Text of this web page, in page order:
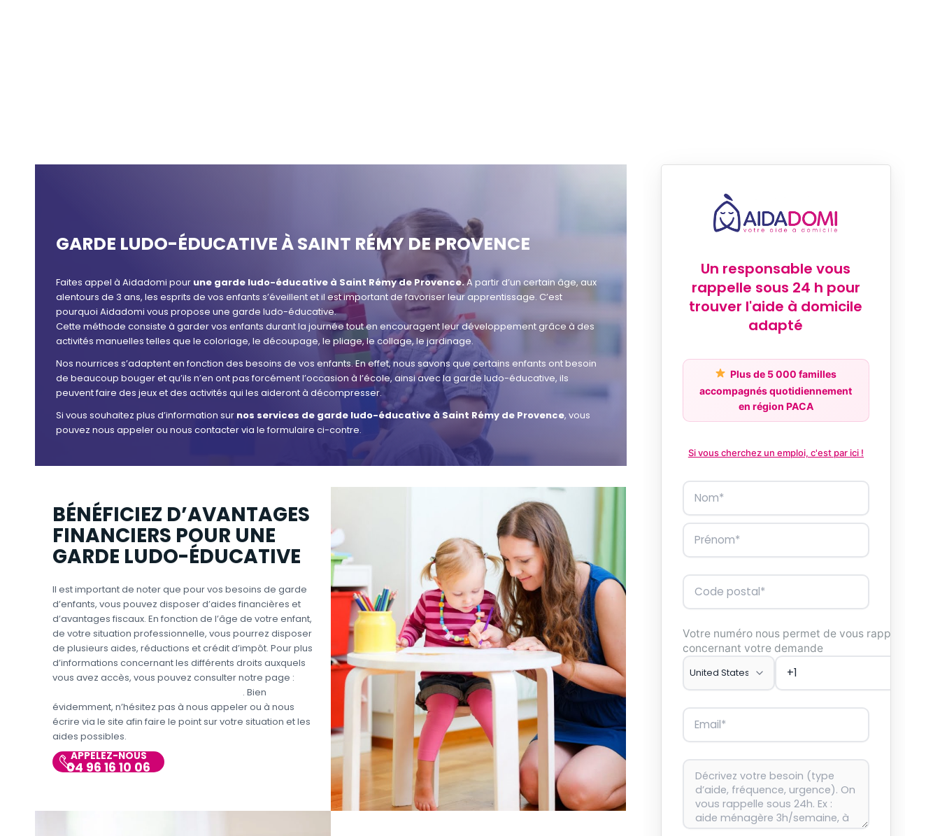
GARDE LUDO-ÉDUCATIVE À SAINT RÉMY DE PROVENCE
Faites appel à Aidadomi pour une garde ludo-éducative à Saint Rémy de Provence.A partir d’un certain âge, aux
alentours de 3 ans, les esprits de vos enfants s’éveillent et il est important de favoriser leur apprentissage. C’est
pourquoi Aidadomi vous propose une garde ludo-éducative.
Cette méthode consiste à garder vos enfants durant la journée tout en encouragent leur développement grâce à des
activités manuelles telles que le coloriage, le découpage, le pliage, le collage, le jardinage.
Nos nourrices s’adaptent en fonction des besoins de vos enfants. En effet, nous savons que certains enfants ont besoin
de beaucoup bouger et qu’ils n’en ont pas forcément l’occasion à l’école, ainsi avec la garde ludo-éducative, ils
peuvent faire des jeux et des activités qui les aideront à décompresser.
Si vous souhaitez plus d’information sur nos services de garde ludo-éducative à Saint Rémy de Provence, vous
pouvez nous appeler ou nous contacter via le formulaire ci-contre.
BÉNÉFICIEZ D’AVANTAGES
FINANCIERS POUR UNE
GARDE LUDO-ÉDUCATIVE
Il est important de noter que pour vos besoins de garde
d’enfants, vous pouvez disposer d’aides financières et
d’avantages fiscaux. En fonction de l’âge de votre enfant,
de votre situation professionnelle, vous pourrez disposer
de plusieurs aides, réductions et crédit d’impôt. Pour plus
d’informations concernant les différents droits auxquels
vous avez accès, vous pouvez consulter notre page :
. Bien
évidemment, n’hésitez pas à nous appeler ou à nous
écrire via le site afin faire le point sur votre situation et les
aides possibles.
APPELEZ-NOUS
04 96 16 10 06
Un responsable vous
rappelle sous 24 h pour
trouver l'aide à domicile
adapté
Plus de 5 000 familles
accompagnés quotidiennement
en région PACA
Si vous cherchez un emploi, c'est par ici !
Votre numéro nous permet de vous rappeler
concernant votre demande